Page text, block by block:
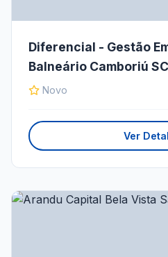
Diferencial - Gestão
Balneário Camboriú SC
Novo
Ver